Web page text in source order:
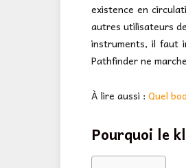
existence en
autres utilisateurs
instruments, il faut
Pathfinder ne
À lire aussi : Quel
Pourquoi le